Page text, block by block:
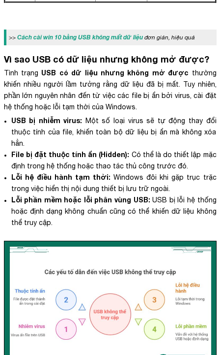
>> Cách cài win 10 bằng USB không mất dữ liệuđơn giản, hiệu quả
Vì sao USB có dữ liệu nhưng không mở được?
Tình trạng USB có dữ liệu nhưng không mở được thường
khiến nhiều người lầm tưởng rằng dữ liệu đã bị mất. Tuy nhiên,
phần lớn nguyên nhân đến từ việc các file bị ẩn bởi virus, cài đặt
hệ thống hoặc lỗi tạm thời của Windows.
USB bị nhiễm virus: Một số loại virus sẽ tự động thay đổi
thuộc tính của file, khiến toàn bộ dữ liệu bị ẩn mà không xóa
hẳn.
File bị đặt thuộc tính ẩn (Hidden): Có thể là do thiết lập mặc
định trong hệ thống hoặc thao tác thủ công trước đó.
Lỗi hệ điều hành tạm thời: Windows đôi khi gặp trục trặc
trong việc hiển thị nội dung thiết bị lưu trữ ngoài.
Lỗi phần mềm hoặc lỗi phân vùng USB: USB bị lỗi hệ thống
hoặc định dạng không chuẩn cũng có thể khiến dữ liệu không
thể truy cập.